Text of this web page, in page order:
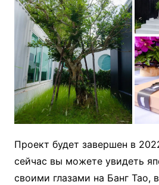
Проект будет завершен в
сейчас вы можете увидеть
своими глазами на Банг Тао,